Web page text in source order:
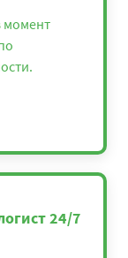
момент
24/7